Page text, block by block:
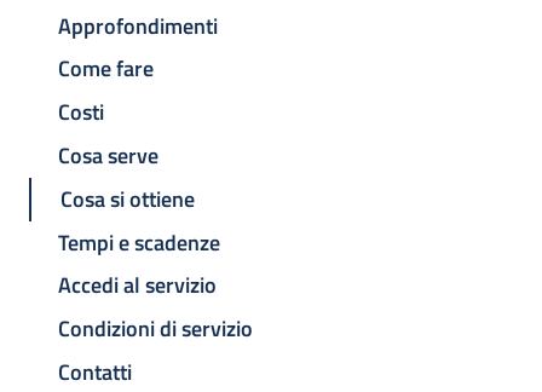
Approfondimenti
Come fare
Costi
Cosa serve
Cosa si ottiene
Tempi e scadenze
Accedi al servizio
Condizioni di servizio
Contatti